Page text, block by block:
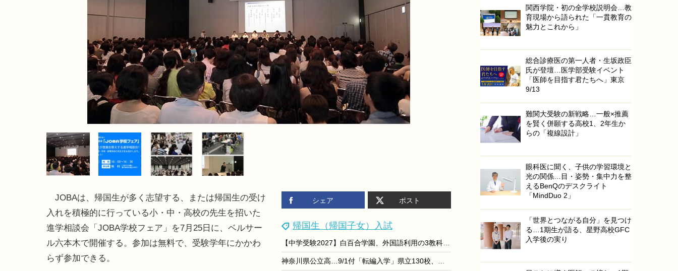
シェア ポスト
帰国生（帰国子女）入試
【中学受験2027】白百合学園、外国語利用の3教科入試を導入
神奈川県公立高…9/1付「転編入学」県立130校、市立14校
JOBAは、帰国生が多く志望する、または帰国生の受け
入れを積極的に行っている小・中・高校の先生を招いた
進学相談会「JOBA学校フェア」を7月25日に、ベルサー
ル六本木で開催する。参加は無料で、受験学年にかかわ
らず参加できる。
関西学院・初の全学校説明会…教
育現場から語られた「一貫教育の
魅力とこれから」
総合診療医の第一人者・生坂政臣
氏が登壇…医学部受験イベント
「医師を目指す君たちへ」東京
9/13
難関大受験の新戦略…一般×推薦
を賢く併願する高校1、2年生か
らの「複線設計」
眼科医に聞く、子供の学習環境と
光の関係…目・姿勢・集中力を整
えるBenQのデスクライト
「MindDuo 2」
「世界とつながる自分」を見つけ
る…1期生が語る、星野高校GFC
入学後の実り